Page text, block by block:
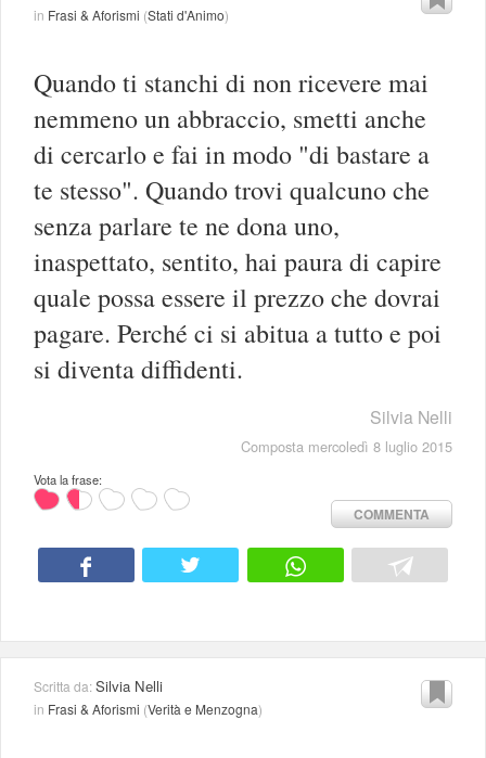
in Frasi & Aforismi (Stati d'Animo)
Quando ti stanchi di non ricevere mai
nemmeno un abbraccio, smetti anche
di cercarlo e fai in modo "di bastare a
te stesso". Quando trovi qualcuno che
senza parlare te ne dona uno,
inaspettato, sentito, hai paura di capire
quale possa essere il prezzo che dovrai
pagare. Perché ci si abitua a tutto e poi
si diventa diffidenti.
Silvia Nelli
Composta mercoledì 8 luglio 2015
Vota la frase:
COMMENTA
Scritta da:Silvia Nelli
in Frasi & Aforismi (Verità e Menzogna)